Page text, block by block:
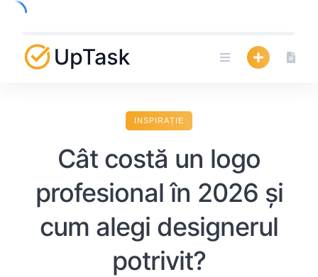
Skip
content
INSPIRAȚIE
Cât costă un logo
profesional în 2026 și
cum alegi designerul
potrivit?